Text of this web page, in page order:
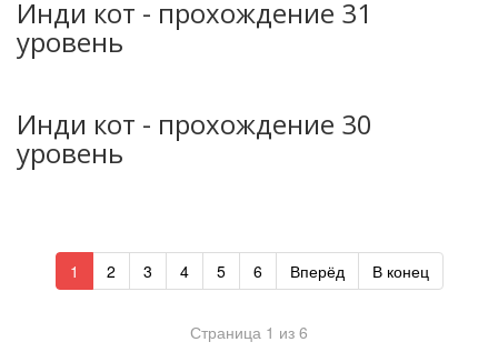
Инди кот - прохождение 31
уровень
Инди кот - прохождение 30
уровень
1 2 3 4 5 6 Вперёд В конец
Страница 1 из 6